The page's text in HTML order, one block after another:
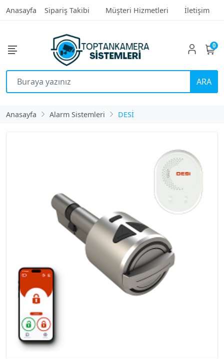
Anasayfa Sipariş Takibi Müşteri Hizmetleri İletişim
ARA
0
Anasayfa Alarm Sistemleri DESİ